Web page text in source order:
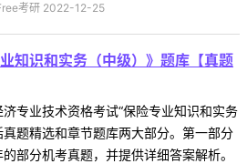
考研 2022-12-25
知识和实务（中级）》题库【真题
专业技术资格考试“保险专业知识和实务
真题精选和章节题库两大部分。第一部分
部分机考真题，并提供详细答案解析。